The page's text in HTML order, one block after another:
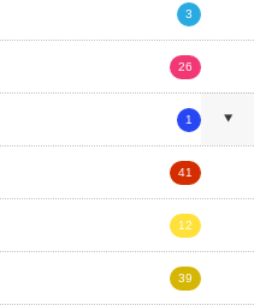
3
26
1
41
12
39